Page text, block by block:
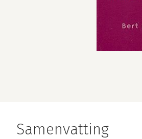
Samenvatting